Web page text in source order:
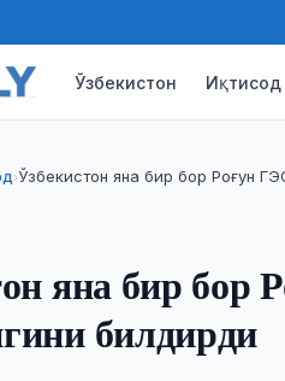
Ўзбекистон Иқтисод
›Ўзбекистон яна бир бор Роғун
яна бир бор
билдирди